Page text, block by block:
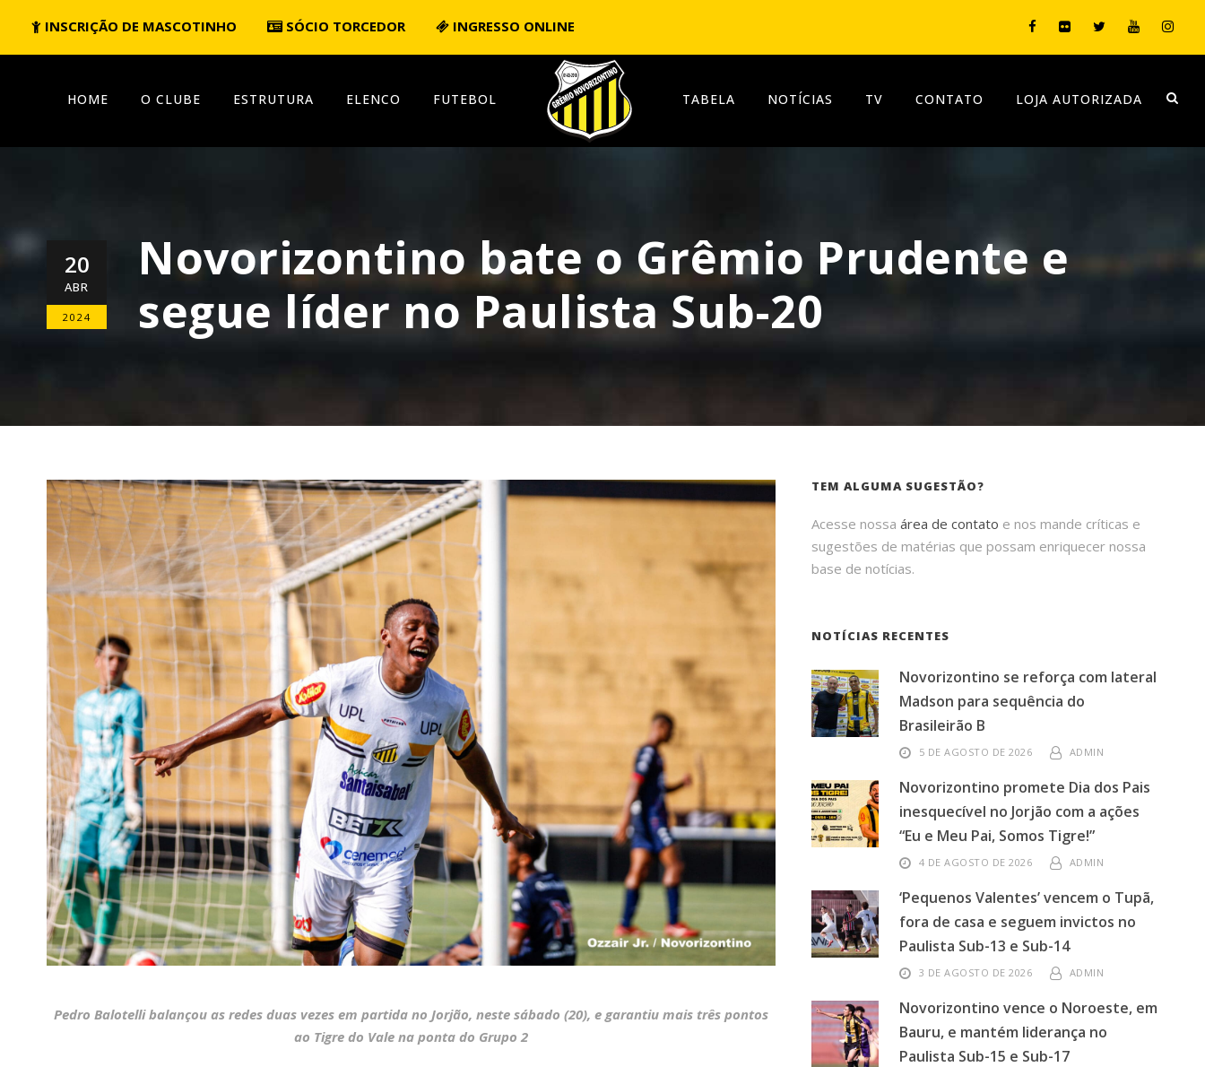
INSCRIÇÃO DE MASCOTINHO SÓCIO TORCEDOR INGRESSO ONLINE
HOME O CLUBE ESTRUTURA ELENCO FUTEBOL TABELA NOTÍCIAS TV CONTATO LOJA AUTORIZADA
20
ABR
2024
Novorizontino bate o Grêmio Prudente e
segue líder no Paulista Sub-20
Pedro Balotelli balançou as redes duas vezes em partida no Jorjão, neste sábado (20), e garantiu mais três pontos
ao Tigre do Vale na ponta do Grupo 2
TEM ALGUMA SUGESTÃO?
Acesse nossaárea de contato e nos mande críticas e
sugestões de matérias que possam enriquecer nossa
base de notícias.
NOTÍCIAS RECENTES
Novorizontino se reforça com lateral
Madson para sequência do
Brasileirão B
5 DE AGOSTO DE 2026 ADMIN
Novorizontino promete Dia dos Pais
inesquecível no Jorjão com a ações
“Eu e Meu Pai, Somos Tigre!”
4 DE AGOSTO DE 2026 ADMIN
‘Pequenos Valentes’ vencem o Tupã,
fora de casa e seguem invictos no
Paulista Sub-13 e Sub-14
3 DE AGOSTO DE 2026 ADMIN
Novorizontino vence o Noroeste, em
Bauru, e mantém liderança no
Paulista Sub-15 e Sub-17